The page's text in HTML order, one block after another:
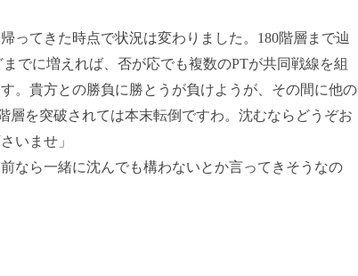
ってきた時点で状況は変わりました。180階層まで辿
でに増えれば、否が応でも複数のPTが共同戦線を組
。貴方との勝負に勝とうが負けようが、その間に他の
層を突破されては本末転倒ですわ。沈むならどうぞお
いませ」
前なら一緒に沈んでも構わないとか言ってきそうなの